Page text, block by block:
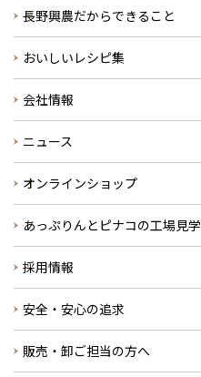
長野興農だからできること
おいしいレシピ集
会社情報
ニュース
オンラインショップ
あっぷりんとピナコの工場見学
採用情報
安全・安心の追求
販売・卸ご担当の方へ